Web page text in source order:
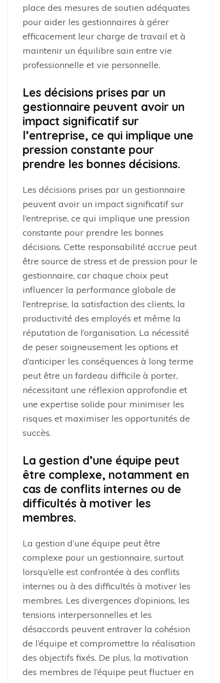
place des mesures de soutien adéquates
pour aider les gestionnaires à gérer
efficacement leur charge de travail et à
maintenir un équilibre sain entre vie
professionnelle et vie personnelle.
Les décisions prises par un
gestionnaire peuvent avoir un
impact significatif sur
l’entreprise, ce qui implique une
pression constante pour
prendre les bonnes décisions.
Les décisions prises par un gestionnaire
peuvent avoir un impact significatif sur
l’entreprise, ce qui implique une pression
constante pour prendre les bonnes
décisions. Cette responsabilité accrue peut
être source de stress et de pression pour le
gestionnaire, car chaque choix peut
influencer la performance globale de
l’entreprise, la satisfaction des clients, la
productivité des employés et même la
réputation de l’organisation. La nécessité
de peser soigneusement les options et
d’anticiper les conséquences à long terme
peut être un fardeau difficile à porter,
nécessitant une réflexion approfondie et
une expertise solide pour minimiser les
risques et maximiser les opportunités de
succès.
La gestion d’une équipe peut
être complexe, notamment en
cas de conflits internes ou de
difficultés à motiver les
membres.
La gestion d’une équipe peut être
complexe pour un gestionnaire, surtout
lorsqu’elle est confrontée à des conflits
internes ou à des difficultés à motiver les
membres. Les divergences d’opinions, les
tensions interpersonnelles et les
désaccords peuvent entraver la cohésion
de l’équipe et compromettre la réalisation
des objectifs fixés. De plus, la motivation
des membres de l’équipe peut fluctuer en